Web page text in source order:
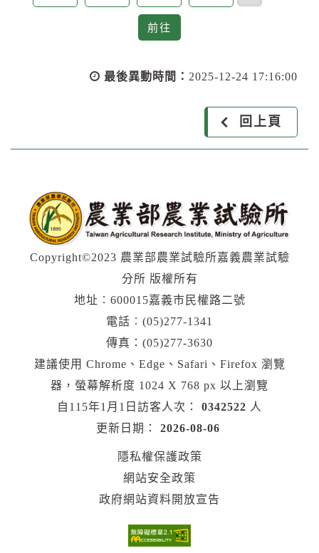
前往
往
最後異動時間： 2025-12-24 17:16:00
回上頁
Copyright©2023 農業部農業試驗所嘉義農業試驗
分所 版權所有
地址︰600015嘉義市民權路二號
電話︰(05)277-1341
傳真：(05)277-3630
建議使用 Chrome、Edge、Safari、Firefox 瀏覽
器，螢幕解析度 1024 X 768 px 以上瀏覽
自115年1月1日訪客人次：
0342522 人
更新日期：
2026-08-06
隱私權保護政策
網站安全政策
政府網站資料開放宣告